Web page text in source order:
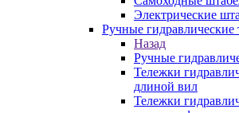
Электрические
Ручные гидравлические
Назад
Ручные
Тележки
длиной вил
Тележки